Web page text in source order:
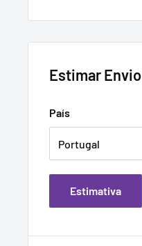
Estimar Envio
País
Estimativa